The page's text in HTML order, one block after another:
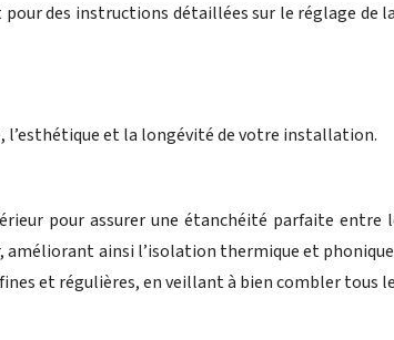
des instructions détaillées sur le réglage de
et la longévité de votre installation.
pour assurer une étanchéité parfaite
ainsi l’isolation thermique et
et régulières, en veillant à bien combler tous